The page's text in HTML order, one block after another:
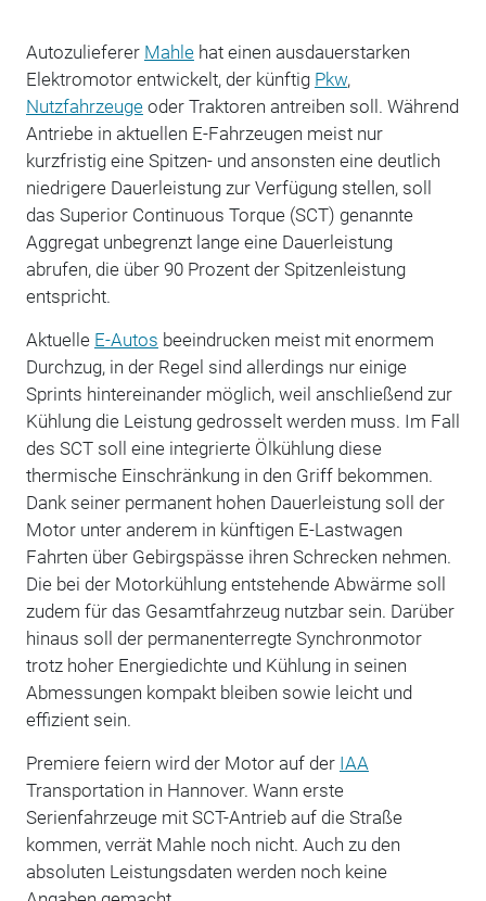
Autozulieferer Mahlehat einen ausdauerstarken
Elektromotor entwickelt, der künftig Pkw,
Nutzfahrzeugeoder Traktoren antreiben soll. Während
Antriebe in aktuellen E-Fahrzeugen meist nur
kurzfristig eine Spitzen- und ansonsten eine deutlich
niedrigere Dauerleistung zur Verfügung stellen, soll
das Superior Continuous Torque (SCT) genannte
Aggregat unbegrenzt lange eine Dauerleistung
abrufen, die über 90 Prozent der Spitzenleistung
entspricht.
Aktuelle E-Autos beeindrucken meist mit enormem
Durchzug, in der Regel sind allerdings nur einige
Sprints hintereinander möglich, weil anschließend zur
Kühlung die Leistung gedrosselt werden muss. Im Fall
des SCT soll eine integrierte Ölkühlung diese
thermische Einschränkung in den Griff bekommen.
Dank seiner permanent hohen Dauerleistung soll der
Motor unter anderem in künftigen E-Lastwagen
Fahrten über Gebirgspässe ihren Schrecken nehmen.
Die bei der Motorkühlung entstehende Abwärme soll
zudem für das Gesamtfahrzeug nutzbar sein. Darüber
hinaus soll der permanenterregte Synchronmotor
trotz hoher Energiedichte und Kühlung in seinen
Abmessungen kompakt bleiben sowie leicht und
effizient sein.
Premiere feiern wird der Motor auf der IAA
Transportation in Hannover. Wann erste
Serienfahrzeuge mit SCT-Antrieb auf die Straße
kommen, verrät Mahle noch nicht. Auch zu den
absoluten Leistungsdaten werden noch keine